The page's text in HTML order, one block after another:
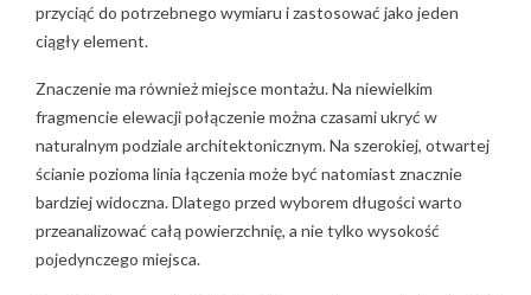
przyciąć do potrzebnego wymiaru i zastosować jako jeden
ciągły element.
Znaczenie ma również miejsce montażu. Na niewielkim
fragmencie elewacji połączenie można czasami ukryć w
naturalnym podziale architektonicznym. Na szerokiej, otwartej
ścianie pozioma linia łączenia może być natomiast znacznie
bardziej widoczna. Dlatego przed wyborem długości warto
przeanalizować całą powierzchnię, a nie tylko wysokość
pojedynczego miejsca.